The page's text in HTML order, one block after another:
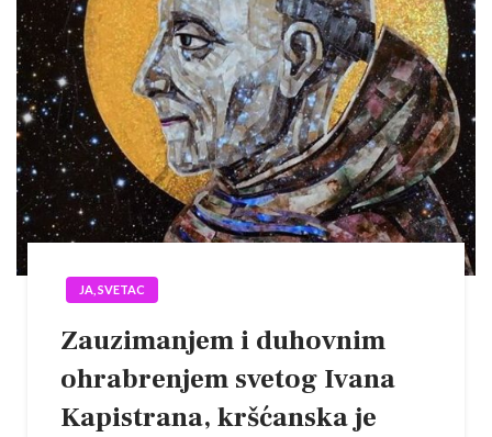
JA, SVETAC
Zauzimanjem i duhovnim
ohrabrenjem svetog Ivana
Kapistrana, kršćanska je